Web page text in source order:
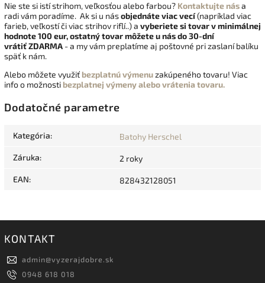
Nie ste si istí strihom, veľkosťou alebo farbou? Kontaktujte nása
radi vám poradíme. Ak si u násobjednáte viac vecí(napríklad viac
farieb, veľkostí či viac strihov riflí..) a vyberiete si tovar v minimálnej
hodnote 100 eur, ostatný tovar môžete u nás do 30-dní
vrátiťZDARMA - a my vám preplatíme aj poštovné pri zaslaní balíku
späť k nám.
Alebo môžete využiť bezplatnú výmenuzakúpeného tovaru! Viac
info o možnosti bezplatnej výmeny alebo vrátenia tovaru.
Dodatočné parametre
Kategória: Batohy Herschel
Záruka: 2 roky
EAN: 828432128051
KONTAKT
admin@vyzerajdobre.sk
0948 618 018